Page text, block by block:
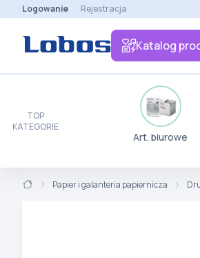
Logowanie Rejestracja
Katalog
TOP
KATEGORIE
Art. biurowe
Papier i galanteria papiernicza